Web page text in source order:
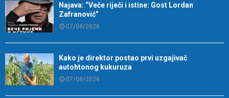
Najava: “Veče riječi i istine: Gost Lordan
Zafranović”
07/08/2026
Kako je direktor postao prvi uzgajivač
autohtonog kukuruza
07/08/2026